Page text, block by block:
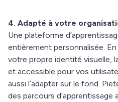
4. Adapté à votre
Une plateforme
entièrement personnalisée.
votre propre identité visuelle,
et accessible pour vos
aussi l’adapter sur le fond.
des parcours